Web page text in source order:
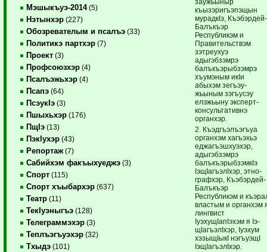
Мэшыкъуэ-2014(5)
Нэтынхэр (227)
Обозревателым и псалъэ (33)
Политикэ партхэр (7)
Проект (3)
Профсоюзхэр (4)
Псалъэжьхэр (4)
Псапэ (64)
ПсэукIэ (3)
Пшыхьхэр (176)
ПщIэ (13)
ПэкIухэр (43)
Репортаж (7)
Сабийхэм факъыхуеджэ (3)
Спорт (115)
Спорт хъыбархэр (637)
Театр (11)
ТекIуэныгъэ (128)
Телеграммэхэр (3)
Теплъэгъуэхэр (32)
Тхыдэ (101)
къызэригъэпэщын
мурадкIэ, Къэбэрдей-
Балъкъэр
Республикэм и
Правительствэм
зэтреухуэ
адыгэбзэмрэ
балъкъэрыбзэмрэ
хъумэным икIи
абыхэм зе­гъэу­
жьыным зэгъусэу
елэжьыну эксперт-
консультативнэ
органхэр.
2. Къэдгъэлъэгъуа
органхэм хагъэхьэ
еджагъэшхуэхэр,
адыгэбзэмрэ
балъкъэрыбзэмкIэ
IэщIагъэлIхэр, эт­но­
графхэр, Къэбэрдей-
Балъкъэр
Республикэм и
властым и органхэм
лингвист
IуэхущIапIэхэм я Iэ­
щIа­гъэлIхэр, Iуэхум
хэзыщIыкI нэгъуэщI
IэщIагъэлI­хэр.